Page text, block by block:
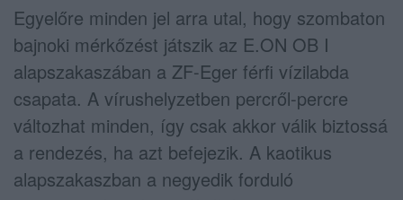
Egyelőre minden jel arra utal, hogy szombaton
bajnoki mérkőzést játszik az E.ON OB I
alapszakaszában a ZF-Eger férfi vízilabda
csapata. A vírushelyzetben percről-percre
változhat minden, így csak akkor válik biztossá
a rendezés, ha azt befejezik. A kaotikus
alapszakaszban a negyedik forduló